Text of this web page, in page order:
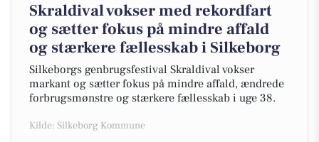
Skraldival vokser med rekordfart
og sætter fokus på mindre affald
og stærkere fællesskab i Silkeborg
Silkeborgs genbrugsfestival Skraldival vokser
markant og sætter fokus på mindre affald, ændrede
forbrugsmønstre og stærkere fællesskab i uge 38.
Kilde: Silkeborg Kommune